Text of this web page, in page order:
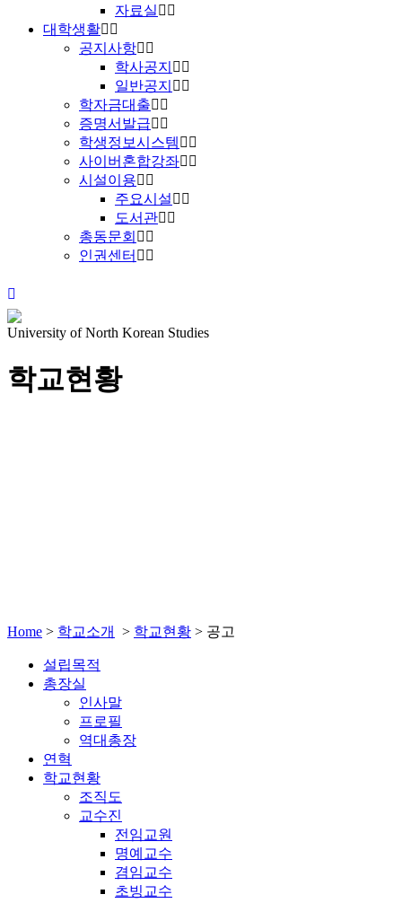
자료실
대학생활
공지사항
학사공지
일반공지
학자금대출
증명서발급
학생정보시스템
사이버혼합강좌
시설이용
주요시설
도서관
총동문회
인권센터
University of North Korean Studies
학교현황
Home > 학교소개 > 학교현황 > 공고
설립목적
총장실
인사말
프로필
역대총장
연혁
학교현황
조직도
교수진
전임교원
명예교수
겸임교수
초빙교수